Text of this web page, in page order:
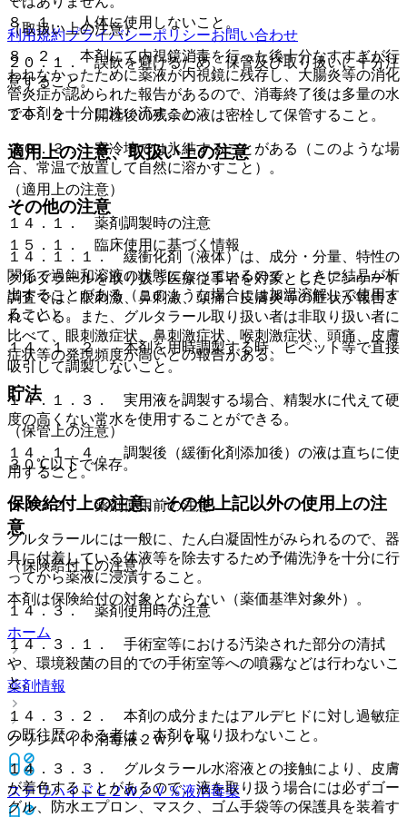
（取扱い上の注意）
２０．１． 誤飲を避けるため、保管及び取り扱いに十分注
意すること。
２０．２． 開栓後の残余の液は密栓して保管すること。
２０．３． 寒冷地では氷結することがある（このような場
合、常温で放置して自然に溶かすこと）。
その他の注意
１５．１． 臨床使用に基づく情報
グルタラールを取り扱う医療従事者を対象としたアンケート
調査では、眼刺激、鼻刺激、頭痛、皮膚炎等の症状が報告さ
れている。また、グルタラール取り扱い者は非取り扱い者に
比べて、眼刺激症状、鼻刺激症状、喉刺激症状、頭痛、皮膚
症状等の発現頻度が高いとの報告がある。
貯法
（保管上の注意）
３０℃以下で保存。
保険給付上の注意、その他上記以外の使用上の注
意
（保険給付上の注意）
本剤は保険給付の対象とならない（薬価基準対象外）。
ホーム
薬剤情報
クリンハイド消毒液２Ｗ／Ｖ％
ステリハイドＬ２Ｗ／Ｖ％液消毒薬
８．１． 人体に使用しないこと。
８．２． 本剤にて内視鏡消毒を行った後十分なすすぎが行
われなかったために薬液が内視鏡に残存し、大腸炎等の消化
管炎症が認められた報告があるので、消毒終了後は多量の水
で本剤を十分に洗い流すこと。
適用上の注意、取扱い上の注意
（適用上の注意）
１４．１． 薬剤調製時の注意
１４．１．１． 緩衝化剤（液体）は、成分・分量、特性の
関係で過飽和溶液の状態になっているので、ときに結晶が析
出することがある（このような場合には加温溶解して使用す
ること）。
１４．１．２． 本剤を用時調製する時、ピペット等で直接
吸引して調製しないこと。
１４．１．３． 実用液を調製する場合、精製水に代えて硬
度の高くない常水を使用することができる。
１４．１．４． 調製後（緩衝化剤添加後）の液は直ちに使
用すること。
１４．２． 薬剤使用前の注意
グルタラールには一般に、たん白凝固性がみられるので、器
具に付着している体液等を除去するため予備洗浄を十分に行
ってから薬液に浸漬すること。
１４．３． 薬剤使用時の注意
１４．３．１． 手術室等における汚染された部分の清拭
や、環境殺菌の目的での手術室等への噴霧などは行わないこ
と。
１４．３．２． 本剤の成分またはアルデヒドに対し過敏症
の既往歴のある者は、本剤を取り扱わないこと。
１４．３．３． グルタラール水溶液との接触により、皮膚
が着色することがあるので、液を取り扱う場合には必ずゴー
グル、防水エプロン、マスク、ゴム手袋等の保護具を装着す
利用規約プライバシーポリシーお問い合わせ